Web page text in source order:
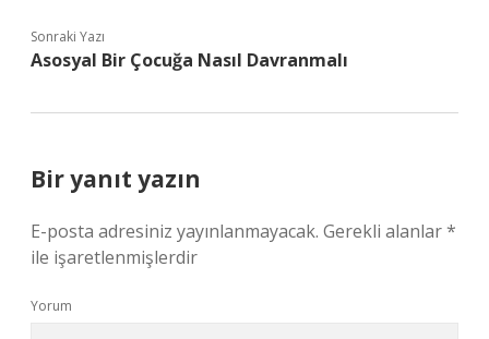
Sonraki Yazı
Asosyal Bir Çocuğa Nasıl Davranmalı
Bir yanıt yazın
E-posta adresiniz yayınlanmayacak. Gerekli alanlar*
ile işaretlenmişlerdir
Yorum